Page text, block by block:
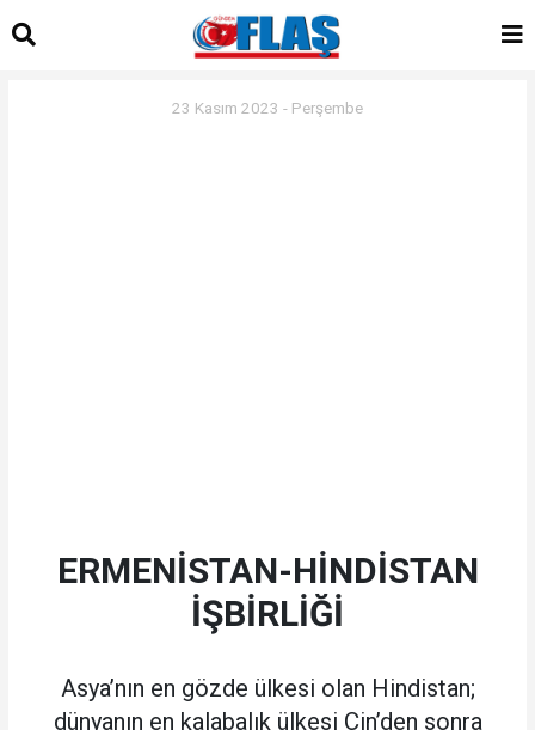
23 Kasım 2023 - Perşembe
ERMENİSTAN-HİNDİSTAN
İŞBİRLİĞİ
Asya’nın en gözde ülkesi olan Hindistan;
dünyanın en kalabalık ülkesi Çin’den sonra